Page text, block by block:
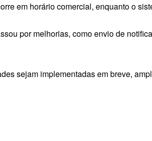
em horário comercial, enquanto o
por melhorias, como envio de
sejam implementadas em breve,